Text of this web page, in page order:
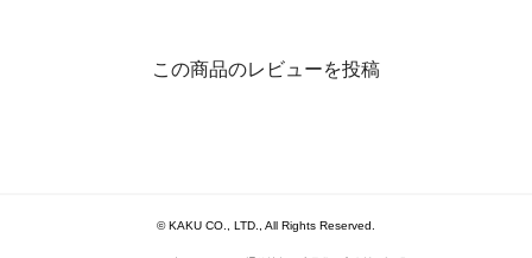
この商品のレビューを投稿
© KAKU CO., LTD., All Rights Reserved.